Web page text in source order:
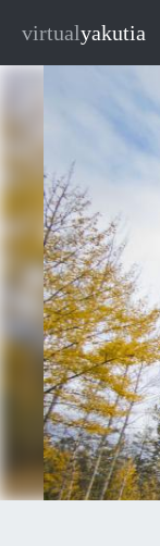
virtualyakutia